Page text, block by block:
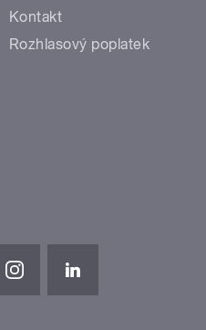
Kontakt
Rozhlasový poplatek